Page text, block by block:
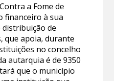
a Fome de
financeiro à sua
distribuição de
que apoia, durante
no concelho
autarquia é de 9350
que o município